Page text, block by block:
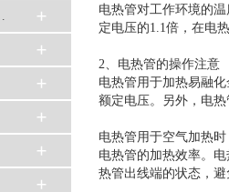
电热管对工作环境的
定电压的1.1倍，在电
2、电热管的操作注意
电热管用于加热易融
额定电压。另外，电
电热管用于空气加热
电热管的加热效率。
热管出线端的状态，避